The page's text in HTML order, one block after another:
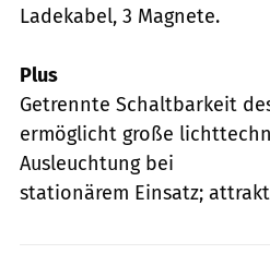
Ladekabel, 3 Magnete.
Plus
Getrennte Schaltbarkeit
ermöglicht große
Ausleuchtung bei
stationärem Einsatz;